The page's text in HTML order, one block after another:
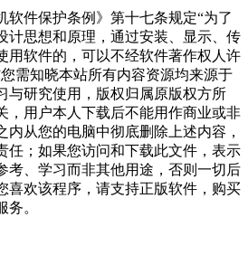
软件保护条例》第十七条规定“为了
计思想和原理，通过安装、显示、传
用软件的，可以不经软件著作权人许
需知晓本站所有内容资源均来源于
与研究使用，版权归属原版权方所
，用户本人下载后不能用作商业或非
内从您的电脑中彻底删除上述内容，
任；如果您访问和下载此文件，表示
考、学习而非其他用途，否则一切后
喜欢该程序，请支持正版软件，购买
。